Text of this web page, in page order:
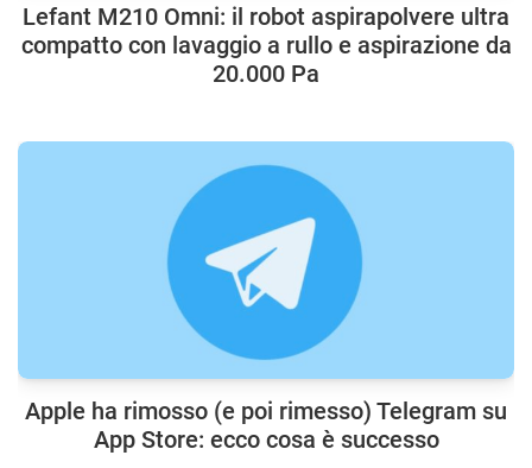
Lefant M210 Omni: il robot aspirapolvere ultra
compatto con lavaggio a rullo e aspirazione da
20.000 Pa
Apple ha rimosso (e poi rimesso) Telegram su
App Store: ecco cosa è successo